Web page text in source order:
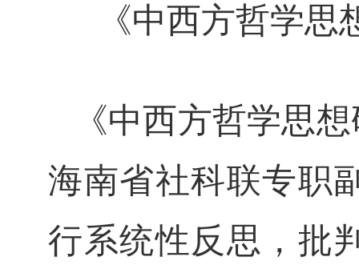
《中西方哲学
《中西方哲学思
海南省社科联专职
行系统性反思，批